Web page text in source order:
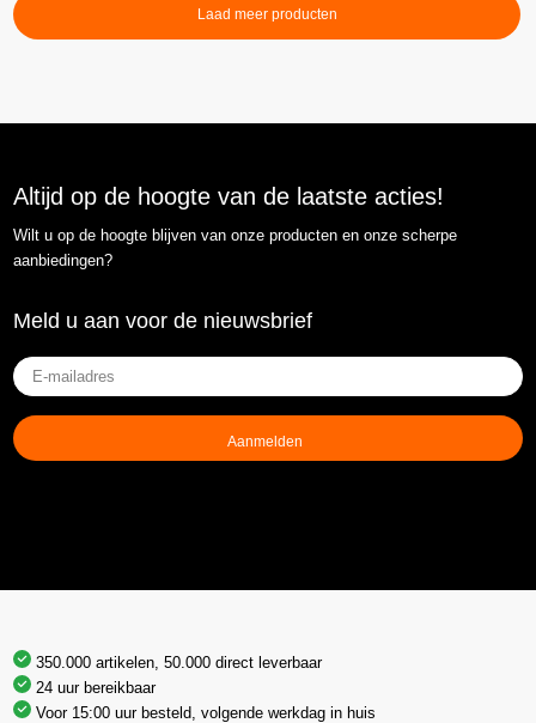
Laad meer producten
Altijd op de hoogte van de laatste acties!
Wilt u op de hoogte blijven van onze producten en onze scherpe
aanbiedingen?
Meld u aan voor de nieuwsbrief
E-
mailadres
(Vereist)
350.000 artikelen, 50.000 direct leverbaar
24 uur bereikbaar
Voor 15:00 uur besteld, volgende werkdag in huis